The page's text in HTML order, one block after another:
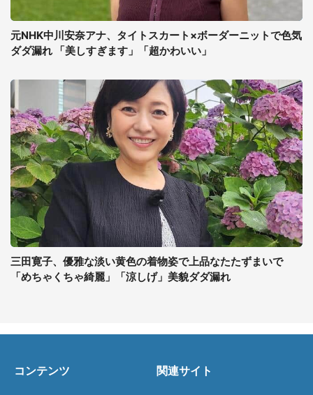
元NHK中川安奈アナ、タイトスカート×ボーダーニットで色気
ダダ漏れ 「美しすぎます」「超かわいい」
三田寛子、優雅な淡い黄色の着物姿で上品なたたずまいで
「めちゃくちゃ綺麗」「涼しげ」美貌ダダ漏れ
コンテンツ 関連サイト